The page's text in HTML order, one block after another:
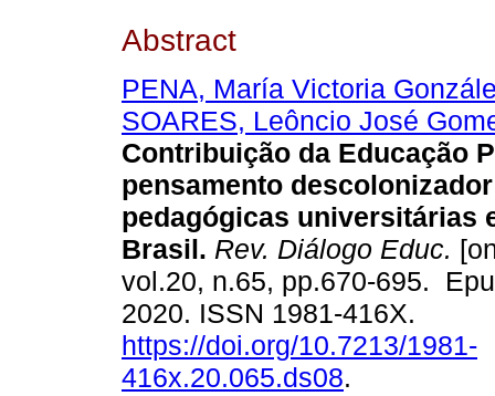
Abstract
PENA, María Victoria
SOARES, Leôncio José
Contribuição da Educação
pensamento
pedagógicas universitárias
Brasil. Rev. Diálogo Educ.
vol.20, n.65, pp.670-695.
2020. ISSN 1981-416X.
https://doi.org/10.7213/1981-
416x.20.065.ds08.